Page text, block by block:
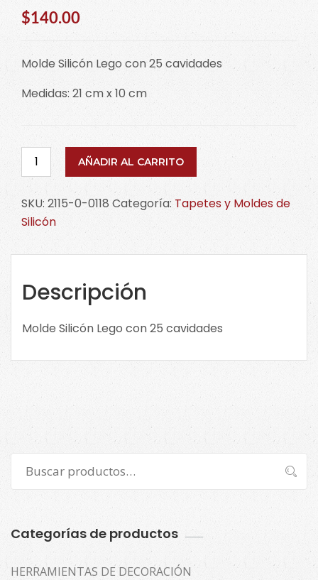
$140.00
Molde Silicón Lego con 25 cavidades
Medidas: 21 cm x 10 cm
Molde
Silicón
Lego
C/25.
2115-
cantidad
AÑADIR AL CARRITO
SKU: 2115-0-0118 Categoría: Tapetes y Moldes de
Silicón
Descripción
Molde Silicón Lego con 25 cavidades
por:
Buscar
Categorías de productos
HERRAMIENTAS DE DECORACIÓN